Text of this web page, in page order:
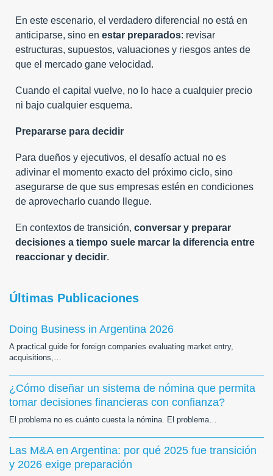
En este escenario, el verdadero diferencial no está en
anticiparse, sino en estar preparados: revisar
estructuras, supuestos, valuaciones y riesgos antes de
que el mercado gane velocidad.
Cuando el capital vuelve, no lo hace a cualquier precio
ni bajo cualquier esquema.
Prepararse para decidir
Para dueños y ejecutivos, el desafío actual no es
adivinar el momento exacto del próximo ciclo, sino
asegurarse de que sus empresas estén en condiciones
de aprovecharlo cuando llegue.
En contextos de transición, conversar y preparar
decisiones a tiempo suele marcar la diferencia entre
reaccionar y decidir.
Últimas Publicaciones
Doing Business in Argentina 2026
A practical guide for foreign companies evaluating market entry,
acquisitions,…
¿Cómo diseñar un sistema de nómina que permita
tomar decisiones financieras con confianza?
El problema no es cuánto cuesta la nómina. El problema…
Las M&A en Argentina: por qué 2025 fue transición
y 2026 exige preparación